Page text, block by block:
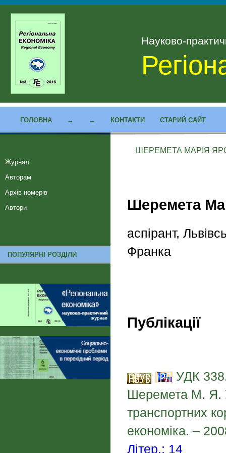
Науково-
ГОЛОВНА → ← КОНТАКТИ СТАРИЙ САЙТ
Журнал
Авторам
Архів номерів
Автори
ПОПУЛЯРНІ РОЗДІЛИ
ШЕРЕМЕТА МАРІЯ
Шеремета
аспірант,
Франка
Публікації
УДК
Шеремета М. Я.
транспортних
економіка. –
Літер.: 14